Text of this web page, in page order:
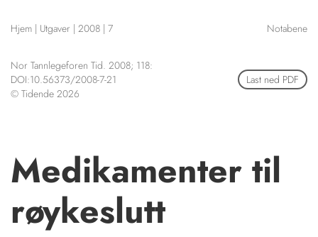
HENVISNINGER
KURSKALENDER
STILLINGER
KJØP & SALG
Scientific articles
Publication and media
Hjem | Utgaver | 2008 | 7 Notabene
Nor Tannlegeforen Tid. 2008; 118:
DOI:10.56373/2008-7-21
© Tidende 2026
Last ned PDF
Medikamenter til
røykeslutt